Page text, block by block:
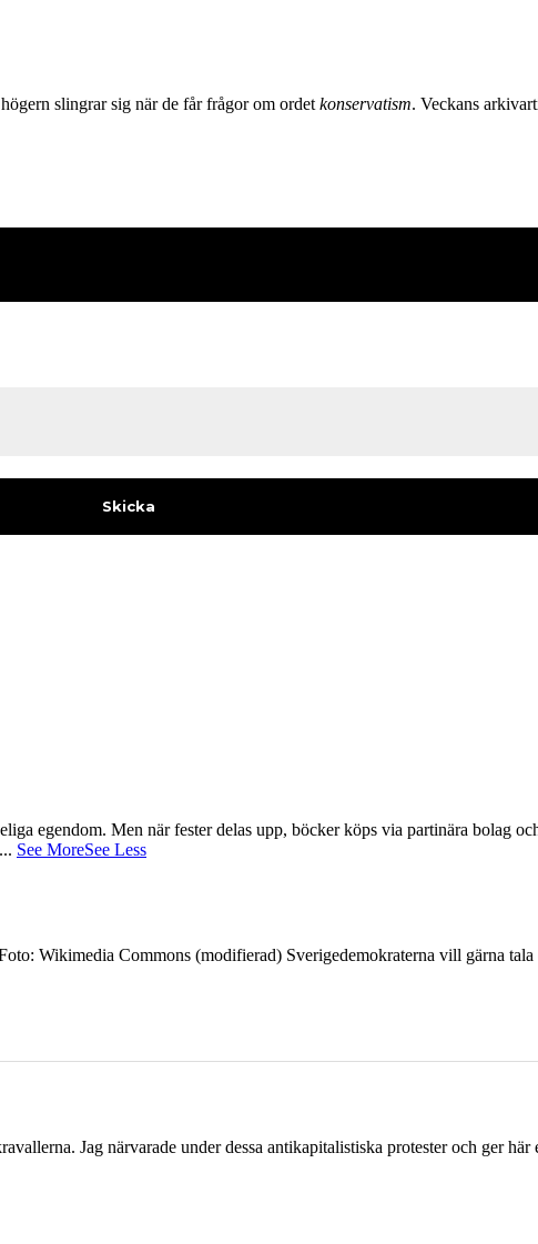
slingrar sig när de får frågor om ordet konservatism. Veckans
egendom. Men när fester delas upp, böcker köps via partinära bolag
... See MoreSee Less
Wikimedia Commons (modifierad) Sverigedemokraterna vill gärna tala
Jag närvarade under dessa antikapitalistiska protester och ger